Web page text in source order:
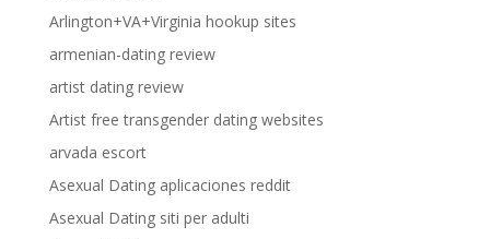
Arlington+VA+Virginia hookup sites
armenian-dating review
artist dating review
Artist free transgender dating websites
arvada escort
Asexual Dating aplicaciones reddit
Asexual Dating siti per adulti